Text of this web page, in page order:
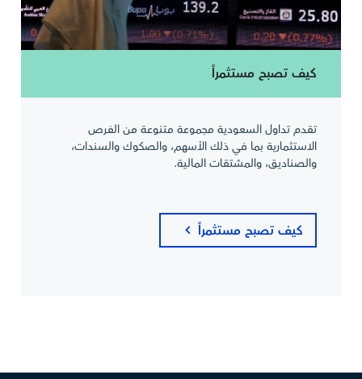
كيف تصبح مستثمراً
تقدم تداول السعودية مجموعة متنوعة من الفرص
الاستثمارية بما في ذلك الأسهم، والصكوك والسندات،
والصناديق، والمشتقات المالية.
كيف تصبح مستثمراً